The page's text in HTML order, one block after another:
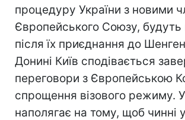
процедуру України з новими
Європейського Союзу, будуть
після їх приєднання до
Донині Київ сподівається
переговори з Європейською
спрощення візового режиму.
наполягає на тому, щоб чинні